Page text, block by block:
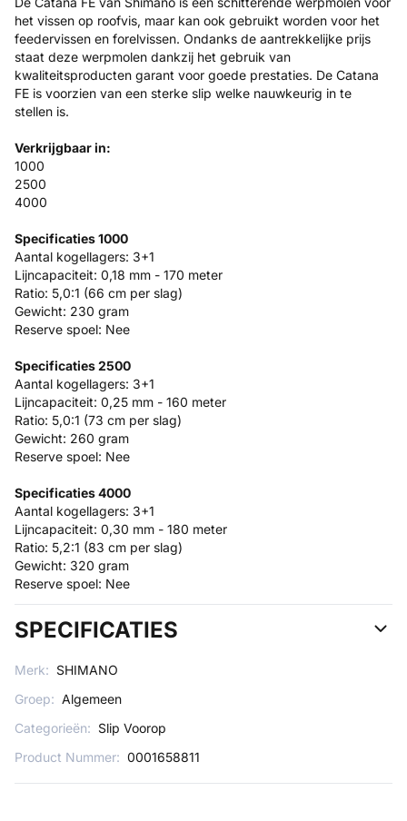
het vissen op roofvis, maar kan ook gebruikt worden voor het
feedervissen en forelvissen. Ondanks de aantrekkelijke prijs
staat deze werpmolen dankzij het gebruik van
kwaliteitsproducten garant voor goede prestaties. De Catana
FE is voorzien van een sterke slip welke nauwkeurig in te
stellen is.
Verkrijgbaar in:
1000
2500
4000
Specificaties 1000
Aantal kogellagers: 3+1
Lijncapaciteit: 0,18 mm - 170 meter
Ratio: 5,0:1 (66 cm per slag)
Gewicht: 230 gram
Reserve spoel: Nee
Specificaties 2500
Aantal kogellagers: 3+1
Lijncapaciteit: 0,25 mm - 160 meter
Ratio: 5,0:1 (73 cm per slag)
Gewicht: 260 gram
Reserve spoel: Nee
Specificaties 4000
Aantal kogellagers: 3+1
Lijncapaciteit: 0,30 mm - 180 meter
Ratio: 5,2:1 (83 cm per slag)
Gewicht: 320 gram
Reserve spoel: Nee
SPECIFICATIES
Merk: SHIMANO
Groep: Algemeen
Categorieën: Slip Voorop
Product Nummer: 0001658811